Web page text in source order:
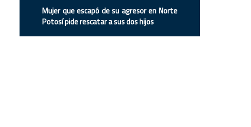
Mujer que escapó de su agresor en Norte
Potosí pide rescatar a sus dos hijos